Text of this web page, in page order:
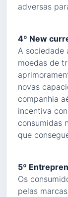
adversas
4º New
A sociedade
moedas de
novas
companhia
incentiva
consumidas
que
5º
Os
pelas